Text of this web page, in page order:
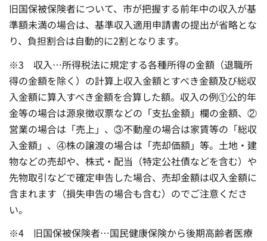
旧国保被保険者について、市が把握する前年中の収入が基
準額未満の場合は、基準収入適用申請書の提出が省略とな
り、負担割合は自動的に2割となります。
※3 収入…所得税法に規定する各種所得の金額（退職所
得の金額を除く）の計算上収入金額とすべき金額及び総収
入金額に算入すべき金額を合算した額。収入の例①公的年
金等の場合は源泉徴収票などの「支払金額」欄の金額、②
営業の場合は「売上」、③不動産の場合は家賃等の「総収
入金額」、④株の譲渡の場合は「売却価額」等。土地・建
物などの売却や、株式・配当（特定公社債などを含む）や
先物取引などで確定申告した場合、売却金額は収入金額に
含まれます（損失申告の場合も含む）のでご注意くださ
い。
※4 旧国保被保険者…国民健康保険から後期高齢者医療